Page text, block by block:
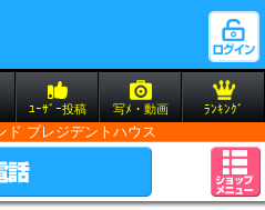
ﾕｰｻﾞｰ投稿 写ﾒ・動画 ﾗﾝｷﾝｸﾞ
ド プレジデントハウス